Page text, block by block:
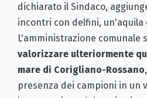
dichiarato il Sindaco,
incontri con delfini, un'aquila
L'amministrazione comunale
valorizzare ulteriormente
mare di Corigliano-Rossano
presenza dei campioni in un